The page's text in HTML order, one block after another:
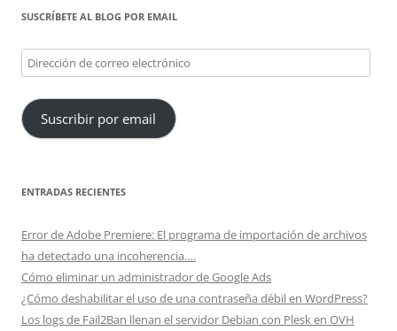
SUSCRÍBETE AL BLOG POR EMAIL
Dirección
de
correo
electrónico
Suscribir por email
ENTRADAS RECIENTES
Error de Adobe Premiere: El programa de importación de archivos
ha detectado una incoherencia….
Cómo eliminar un administrador de Google Ads
¿Cómo deshabilitar el uso de una contraseña débil en WordPress?
Los logs de Fail2Ban llenan el servidor Debian con Plesk en OVH